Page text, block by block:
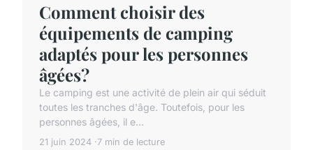
Comment choisir des
équipements de camping
adaptés pour les personnes
âgées?
Le camping est une activité de plein air qui séduit
toutes les tranches d'âge. Toutefois, pour les
personnes âgées, il e...
21 juin 2024 7 min de lecture